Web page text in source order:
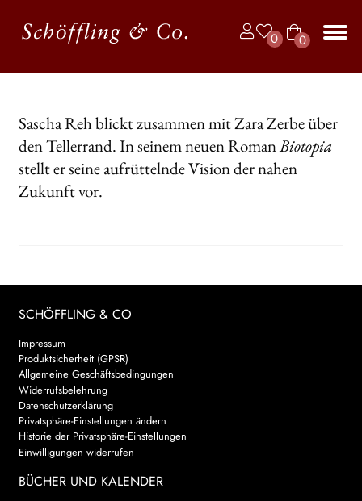
0
0
ike
Zur
Navigation
Zum
Inhalt
BÜCHER
KALENDER
AUTOR*INNEN
HANDEL
LIZENZEN | FOREIGN RIGHTS
AKTUELLES
NEWSLETTER
Sascha Reh blickt zusammen mit Zara Zerbe über
den Tellerrand. In seinem neuen RomanBiotopia
stellt er seine aufrüttelnde Vision der nahen
Zukunft vor.
SCHÖFFLING & CO
Impressum
Produktsicherheit (GPSR)
Allgemeine Geschäftsbedingungen
Widerrufsbelehrung
Datenschutzerklärung
Privatsphäre-Einstellungen ändern
Historie der Privatsphäre-Einstellungen
Einwilligungen widerrufen
BÜCHER UND KALENDER